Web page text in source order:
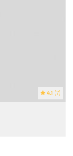
4.1 (7)